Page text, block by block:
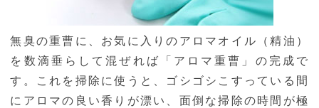
無臭の重曹に、お気に入りのアロマオイル（精油）
を数滴垂らして混ぜれば「アロマ重曹」の完成で
す。これを掃除に使うと、ゴシゴシこすっている間
にアロマの良い香りが漂い、面倒な掃除の時間が極